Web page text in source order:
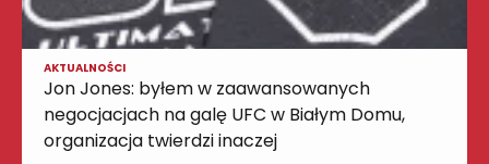
AKTUALNOŚCI
Jon Jones: byłem w zaawansowanych
negocjacjach na galę UFC w Białym Domu,
organizacja twierdzi inaczej